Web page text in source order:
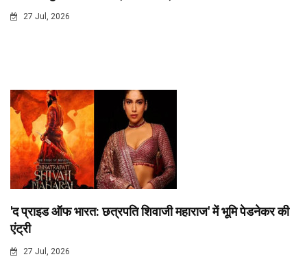
27 Jul, 2026
'द प्राइड ऑफ भारत: छत्रपति शिवाजी महाराज' में भूमि पेडनेकर की
एंट्री
27 Jul, 2026